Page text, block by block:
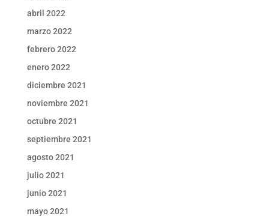
abril 2022
marzo 2022
febrero 2022
enero 2022
diciembre 2021
noviembre 2021
octubre 2021
septiembre 2021
agosto 2021
julio 2021
junio 2021
mayo 2021